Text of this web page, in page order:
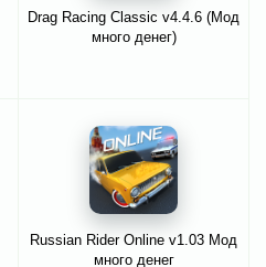
Drag Racing Classic v4.4.6 (Мод
много денег)
Russian Rider Online v1.03 Мод
много денег